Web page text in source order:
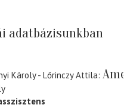
adatbázisunkban
Károly - Lőrinczy Attila